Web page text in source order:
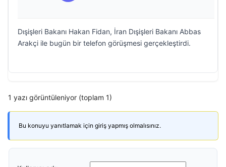
Dışişleri Bakanı Hakan Fidan, İran Dışişleri Bakanı Abbas
Arakçi ile bugün bir telefon görüşmesi gerçekleştirdi.
1 yazı görüntüleniyor (toplam 1)
Bu konuyu yanıtlamak için giriş yapmış olmalısınız.